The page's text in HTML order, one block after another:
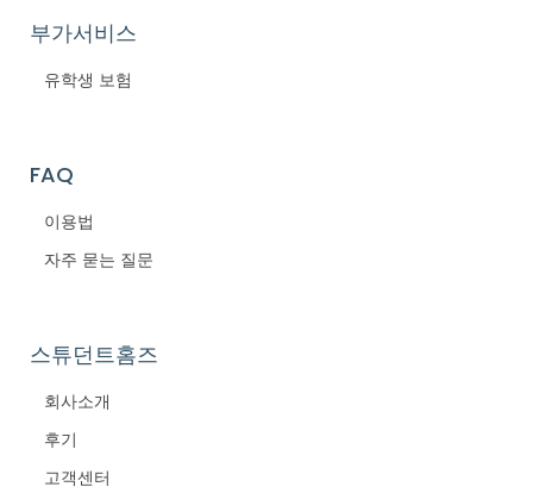
부가서비스
유학생 보험
FAQ
이용법
자주 묻는 질문
스튜던트홈즈
회사소개
후기
고객센터